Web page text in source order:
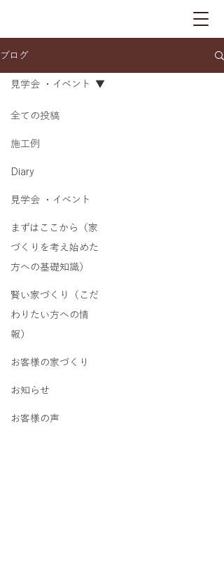
ブログ
全ての投稿
施工例
Diary
見学会 ・イベント
まずはここから（家
づくりを考え始めた
方への基礎知識）
賢い家づくり（こだ
わりたい方への情
報）
お客様の家づくり
お知らせ
お客様の声
見学会 ・イベント